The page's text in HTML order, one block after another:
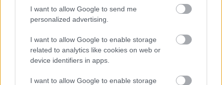
I want to allow Google to send me
personalized advertising.
I want to allow Google to enable storage
related to analytics like cookies on web or
device identifiers in apps.
I want to allow Google to enable storage
Prečo mravce pasú vošky
ako ovečky? Biológ
vysvetľuje toto nezvyčajné